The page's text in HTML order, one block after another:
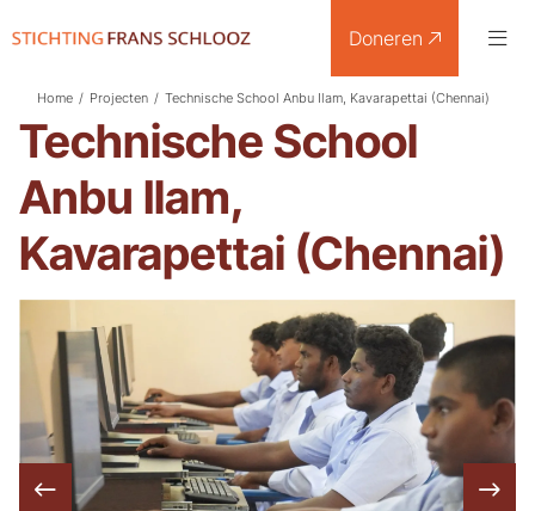
Doneren
Home / Projecten / Technische School Anbu Ilam, Kavarapettai (Chennai)
Technische School
Anbu Ilam,
Kavarapettai (Chennai)